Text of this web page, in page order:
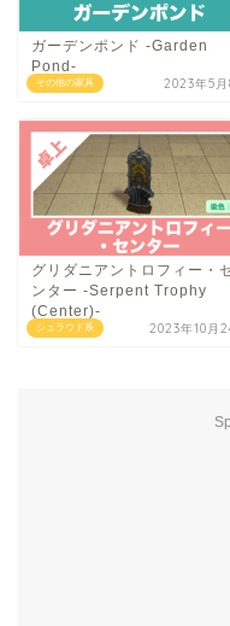
その他の家具
ガーデンポンド -Garden
Pond-
2023年5月
シュラウド系
グリダニアントロフィー・
ンター -Serpent Trophy
(Center)-
2023年10月